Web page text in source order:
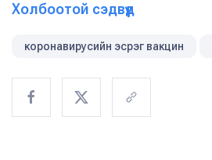
Холбоотой сэдвүүд
коронавирусийн эсрэг вакцин